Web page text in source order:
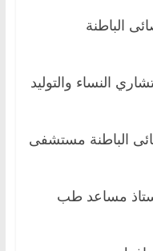
الباطنة
النساء والتوليد
الباطنة مستشفى
مساعد طب